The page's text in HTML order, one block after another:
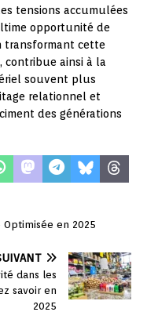
tensions accumulées
opportunité de
transformant cette
contribue ainsi à la
souvent plus
relationnel et
des générations
Optimisée en 2025
dans les
savoir en
2025